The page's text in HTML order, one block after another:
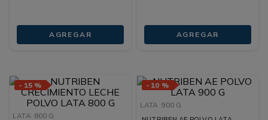
AGREGAR AGREGAR
- 15 %
LATA 800 G
- 10 %
LATA 900 G